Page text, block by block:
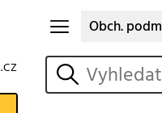
Obch.
vyhledat